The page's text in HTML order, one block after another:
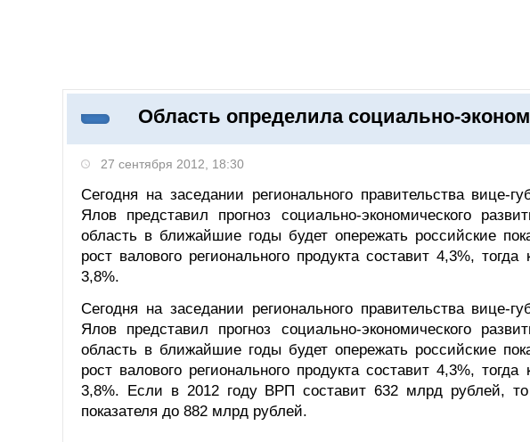
Поиск
Область определила социально-
27 сентября 2012, 18:30
Сегодня на заседании регионального правительства вице-
Ялов представил прогноз социально-экономического
область в ближайшие годы будет опережать российские
рост валового регионального продукта составит 4,3%,
3,8%.
Сегодня на заседании регионального правительства вице-
Ялов представил прогноз социально-экономического
область в ближайшие годы будет опережать российские
рост валового регионального продукта составит 4,3%,
3,8%. Если в 2012 году ВРП составит 632 млрд рублей, то
показателя до 882 млрд рублей.